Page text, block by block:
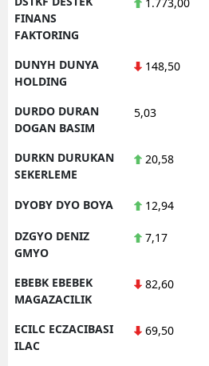
FINANS
FAKTORING
DUNYH DUNYA
HOLDING
148,50
DURDO DURAN
DOGAN BASIM
5,03
DURKN DURUKAN
SEKERLEME
20,58
DYOBY DYO BOYA 12,94
DZGYO DENIZ
GMYO
7,17
EBEBK EBEBEK
MAGAZACILIK
82,60
ECILC ECZACIBASI
ILAC
69,50